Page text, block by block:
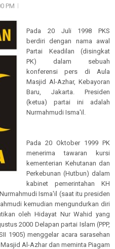
PM
Pada 20 Juli 1998 PKS
berdiri dengan nama awal
Partai Keadilan (disingkat
PK) dalam sebuah
konferensi pers di Aula
Masjid Al-Azhar, Kebayoran
Baru, Jakarta. Presiden
(ketua) partai ini adalah
Nurmahmudi Isma'il.
Pada 20 Oktober 1999 PK
menerima tawaran kursi
kementerian Kehutanan dan
Perkebunan (Hutbun) dalam
kabinet pemerintahan KH
Isma'il (saat itu presiden
kemudian mengundurkan diri
oleh Hidayat Nur Wahid yang
2000 Delapan partai Islam (PPP,
1905) menggelar acara sarasehan
Al-Azhar dan meminta Piagam